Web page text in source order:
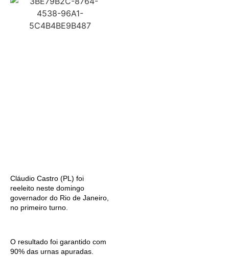
Cláudio Castro (PL) foi
reeleito neste domingo
governador do Rio de Janeiro,
no primeiro turno.
O resultado foi garantido com
90% das urnas apuradas.